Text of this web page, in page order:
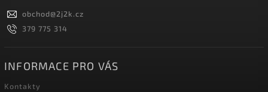
obchod@2j2k.cz
379 775 314
INFORMACE PRO VÁS
Kontakty